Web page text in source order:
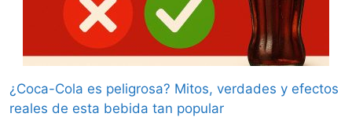
¿Coca-Cola es peligrosa? Mitos, verdades y efectos
reales de esta bebida tan popular